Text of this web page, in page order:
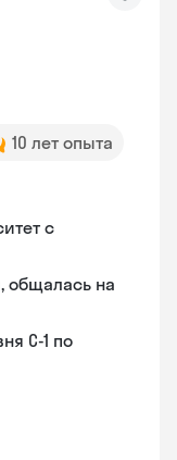
10 лет опыта
с
общалась на
C-1 по